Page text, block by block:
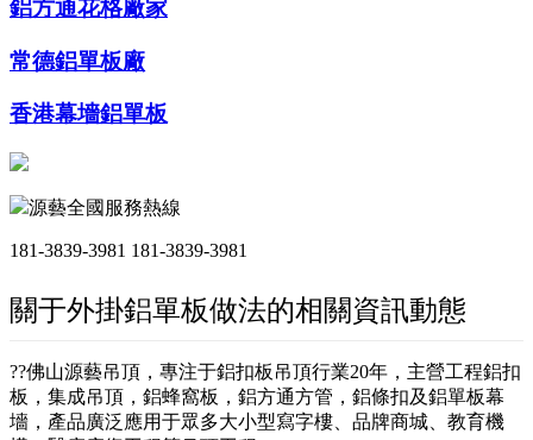
鋁方通花格廠家
常德鋁單板廠
香港幕墻鋁單板
源藝全國服務熱線
181-3839-3981 181-3839-3981
關于外掛鋁單板做法的相關資訊動態
??佛山源藝吊頂，專注于鋁扣板吊頂行業20年，主營工程鋁扣
板，集成吊頂，鋁蜂窩板，鋁方通方管，鋁條扣及鋁單板幕
墻，產品廣泛應用于眾多大小型寫字樓、品牌商城、教育機